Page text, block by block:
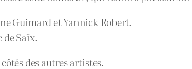
Guimard et Yannick Robert.
Saïx.
des autres artistes.